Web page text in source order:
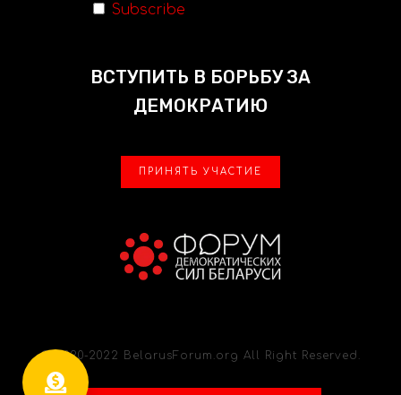
Subscribe
ВСТУПИТЬ В БОРЬБУ ЗА
ДЕМОКРАТИЮ
ПРИНЯТЬ УЧАСТИЕ
© 2020-2022 BelarusForum.org All Right Reserved.